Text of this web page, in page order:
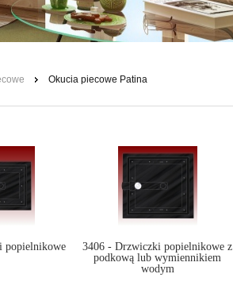
Okucia piecowe Patina
popielnikowe
3406 - Drzwiczki popielnikowe z
podkową lub wymiennikiem
wodym